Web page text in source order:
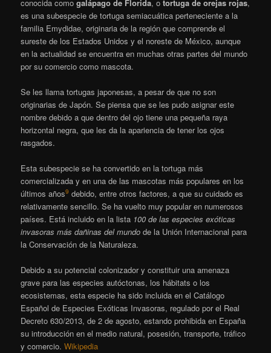
conocida comogalápago de Florida, ​ otortuga de orejas rojas,
es una subespecie de tortuga semiacuática perteneciente a la
familia Emydidae, originaria de la región que comprende el
sureste de los Estados Unidos y el noreste de México, aunque
en la actualidad se encuentra en muchas otras partes del mundo
por su comercio como mascota.
Se les llama tortugas japonesas, a pesar de que no son
originarias de Japón. Se piensa que se les pudo asignar este
nombre debido a que dentro del ojo tiene una pequeña raya
horizontal negra, que les da la apariencia de tener los ojos
rasgados.
Esta subespecie se ha convertido en la tortuga más
comercializada y en una de las mascotas más populares en los
últimos años9 ​ debido, entre otros factores, a que su cuidado es
relativamente sencillo. Se ha vuelto muy popular en numerosos
países. Está incluido en la lista 100 de las especies exóticas
invasoras más dañinas del mundo ​ de la Unión Internacional para
la Conservación de la Naturaleza.
Debido a su potencial colonizador y constituir una amenaza
grave para las especies autóctonas, los hábitats o los
ecosistemas, esta especie ha sido incluida en el Catálogo
Español de Especies Exóticas Invasoras, regulado por el Real
Decreto 630/2013, de 2 de agosto, estando prohibida en España
su introducción en el medio natural, posesión, transporte, tráfico
y comercio.Wikipedia